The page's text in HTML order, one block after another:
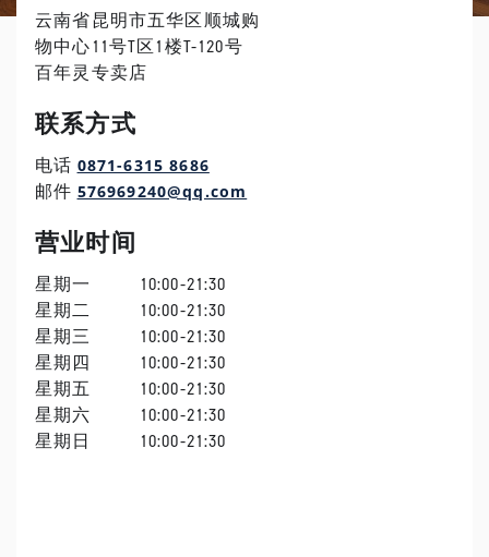
云南省昆明市五华区顺城购
物中心11号T区1楼T-120号
百年灵专卖店
联系方式
电话 0871-6315 8686
邮件 576969240@qq.com
营业时间
星期一
10:00-21:30
星期二
10:00-21:30
星期三
10:00-21:30
星期四
10:00-21:30
星期五
10:00-21:30
星期六
10:00-21:30
星期日
10:00-21:30